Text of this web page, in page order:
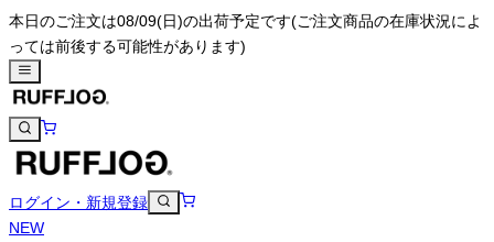
本日のご注文は08/09(日)の出荷予定です(ご注文商品の在庫状況によ
っては前後する可能性があります)
ログイン・新規登録
NEW